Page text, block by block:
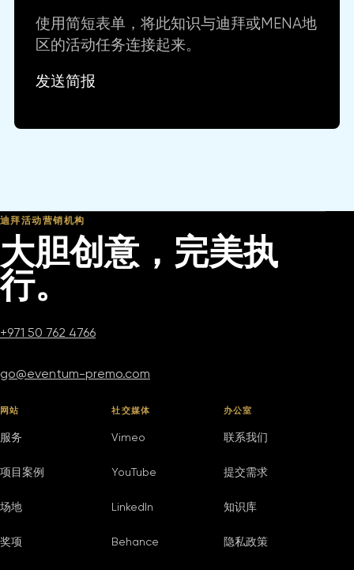
使用简短表单，将此知识与迪拜或MENA地
区的活动任务连接起来。
发送简报
迪拜活动营销机构
大胆创意，完美执
行。
+971 50 762 4766
go@eventum-premo.com
网站
服务
项目案例
场地
奖项
社交媒体
Vimeo
YouTube
LinkedIn
Behance
办公室
联系我们
提交需求
知识库
隐私政策